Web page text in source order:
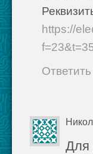
https://
Для